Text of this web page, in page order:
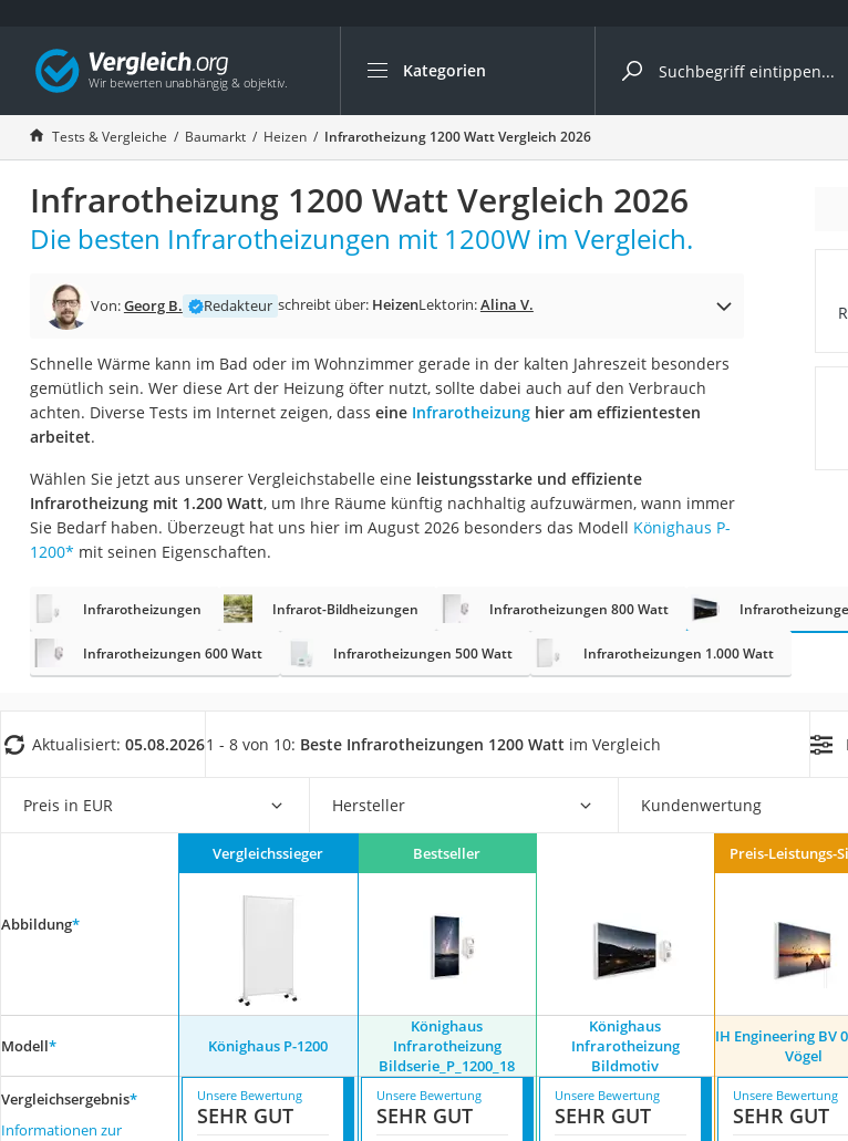
Kategorien
Die beliebtesten Vergleiche nach Kategorie
Baumarkt
Tresor feuerfest
Makita-Akku-Rasenmäher
Kappsäge
Smartes Türschloss
Akku-Rasentrimmer
Split-Klimaanlage 2 Innengeräte
Pelletofen
Tiefbrunnenpumpe
Fliesenschneider
Überwachungskamera
Benzinrasenmäher mit Elektrostart
Winterharte Palmen
Gasdurchlauferhitzer
Tests & Vergleiche Baumarkt Heizen Infrarotheizung 1200 Watt Vergleich 2026
Infrarotheizung 1200 Watt Vergleich 2026
Die besten Infrarotheizungen mit 1200W im Vergleich.
Von:Georg B. Redakteur schreibt über: HeizenLektorin:Alina V.
Schnelle Wärme kann im Bad oder im Wohnzimmer gerade in der kalten Jahreszeit besonders
gemütlich sein. Wer diese Art der Heizung öfter nutzt, sollte dabei auch auf den Verbrauch
achten. Diverse Tests im Internet zeigen, dass eine Infrarotheizunghier am effizientesten
arbeitet.
Wählen Sie jetzt aus unserer Vergleichstabelle eine leistungsstarke und effiziente
Infrarotheizung mit 1.200 Watt, um Ihre Räume künftig nachhaltig aufzuwärmen, wann immer
Sie Bedarf haben. Überzeugt hat uns hier im August 2026 besonders das Modell Könighaus P-
1200* mit seinen Eigenschaften.
Infrarotheizungen Infrarot-Bildheizungen Infrarotheizungen 800 Watt
Infrarotheizungen 600 Watt Infrarotheizungen 500 Watt Infrarotheizungen 1.000 Watt
Aktualisiert: 05.08.20261 - 8 von 10: Beste Infrarotheizungen 1200 Watt im Vergleich
Preis in EUR Hersteller Kundenwertung
Abbildung*
Vergleichssieger Bestseller Preis-Leistungs-
Modell* Könighaus P-1200
Könighaus
Infrarotheizung
Bildserie_P_1200_18
Könighaus
Infrarotheizung
Bildmotiv
IH Engineering BV
Vögel
Vergleichsergebnis*
Informationen zur
Unsere Bewertung
SEHR GUT
Unsere Bewertung
SEHR GUT
Unsere Bewertung
SEHR GUT
Unsere Bewertung
SEHR GUT